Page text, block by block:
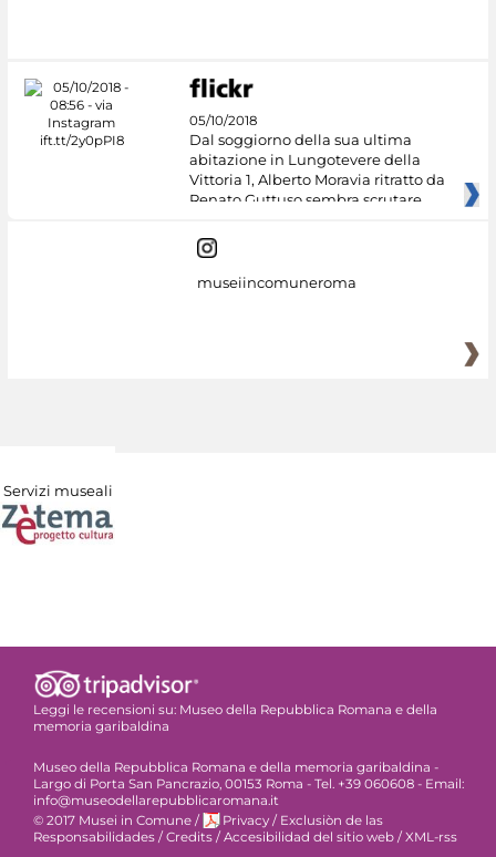
05/10/2018
Dal soggiorno della sua ultima
abitazione in Lungotevere della
Vittoria 1, Alberto Moravia ritratto da
Renato Guttuso sembra scrutare
museiincomuneroma
Servizi museali
Leggi le recensioni su: Museo della Repubblica Romana e della
memoria garibaldina
Museo della Repubblica Romana e della memoria garibaldina -
Largo di Porta San Pancrazio, 00153 Roma - Tel. +39 060608 - Email:
info@museodellarepubblicaromana.it
© 2017 Musei in Comune / Privacy / Exclusiòn de las
Responsabilidades / Credits / Accesibilidad del sitio web / XML-rss